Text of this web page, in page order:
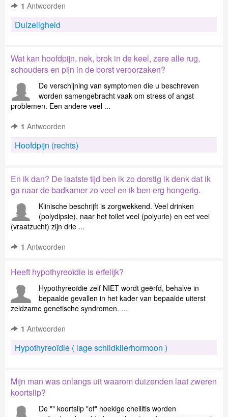
1 Antwoorden
Duizeligheid
Wat kan hoofdpijn, nek, brok in de keel, zere alle rug,
schouders en pijn in de borst veroorzaken?
De verschijning van symptomen die u beschreven
worden samengebracht vaak om stress of angst
problemen. Een andere veel ...
1 Antwoorden
Hoofdpijn (rechts)
En ik dan? De laatste tijd ben ik zo dorstig ik denk dat ik
ga naar de badkamer zo veel en ik ben erg hongerig.
Klinische beschrijft is zorgwekkend. Veel drinken
(polydipsie), naar het toilet veel (polyurie) en eet veel
(vraatzucht) zijn drie ...
1 Antwoorden
Heeft hypothyreoïdie is erfelijk?
Hypothyreoïdie zelf NIET wordt geërfd, behalve in
bepaalde gevallen in het kader van bepaalde uiterst
zeldzame genetische syndromen. ...
1 Antwoorden
Hypothyreoïdie ( lage schildklierhormoon )
Mijn man was onlangs uit waarom duizenden laat zweren
koortslip?
De "" koortslip "of" hoekige cheilitis worden